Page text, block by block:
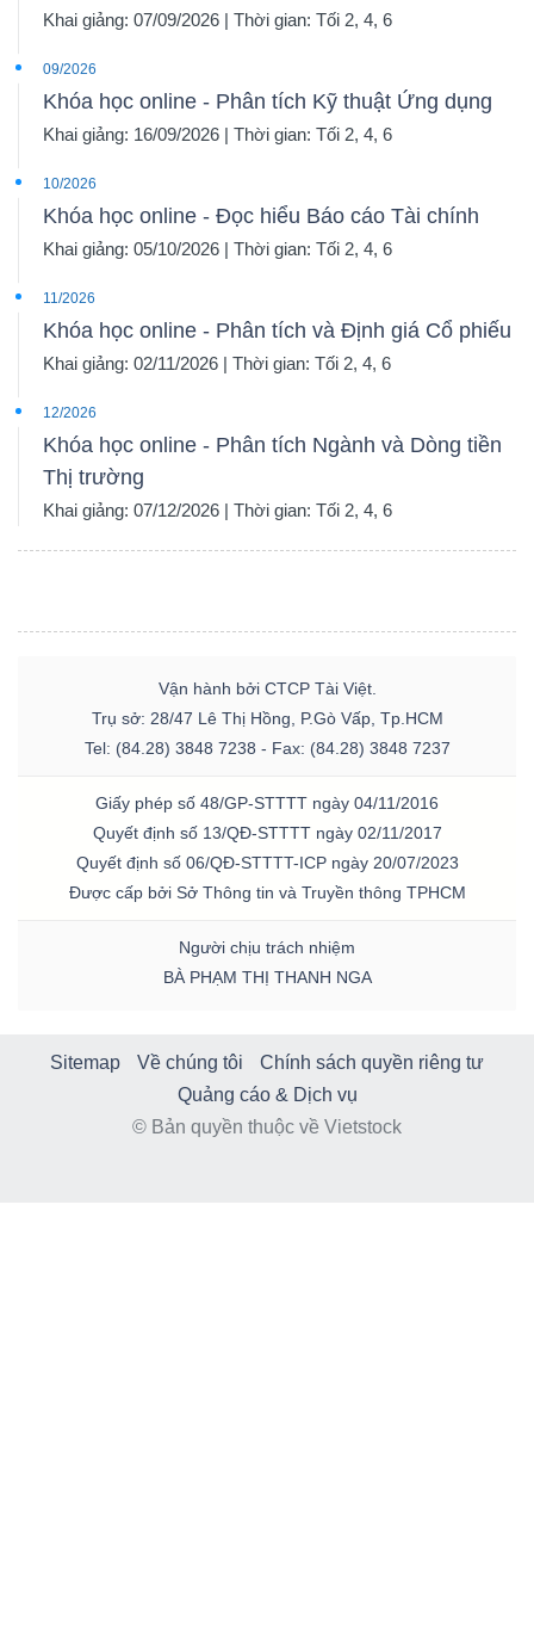
Khai giảng: 07/09/2026 | Thời gian: Tối 2, 4, 6
09/2026
Khóa học online - Phân tích Kỹ thuật Ứng dụng
Khai giảng: 16/09/2026 | Thời gian: Tối 2, 4, 6
10/2026
Khóa học online - Đọc hiểu Báo cáo Tài chính
Khai giảng: 05/10/2026 | Thời gian: Tối 2, 4, 6
11/2026
Khóa học online - Phân tích và Định giá Cổ phiếu
Khai giảng: 02/11/2026 | Thời gian: Tối 2, 4, 6
12/2026
Khóa học online - Phân tích Ngành và Dòng tiền
Thị trường
Khai giảng: 07/12/2026 | Thời gian: Tối 2, 4, 6
Vận hành bởi CTCP Tài Việt.
Trụ sở: 28/47 Lê Thị Hồng, P.Gò Vấp, Tp.HCM
Tel: (84.28) 3848 7238 - Fax: (84.28) 3848 7237
Giấy phép số 48/GP-STTTT ngày 04/11/2016
Quyết định số 13/QĐ-STTTT ngày 02/11/2017
Quyết định số 06/QĐ-STTTT-ICP ngày 20/07/2023
Được cấp bởi Sở Thông tin và Truyền thông TPHCM
Người chịu trách nhiệm
BÀ PHẠM THỊ THANH NGA
Sitemap Về chúng tôi
Chính sách quyền riêng tư
Quảng cáo & Dịch vụ
© Bản quyền thuộc về Vietstock